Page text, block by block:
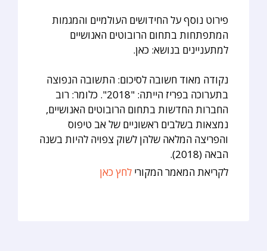
פירוט נוסף על החידושים העולמיים והמגמות
המתפתחות בתחום הרובוטים האנושיים
למתעניינים בנושא: כאן.
נקודה מאוד חשובה לסיכום: התשובה הנפוצה
בתערוכה בפריז הייתה: "2018". כלומר: רוב
החברות החדשות בתחום הרובוטים האנושיים,
נמצאות בשלבים ראשוניים של אב טיפוס
והפריצה המלאה שלהן לשוק צפויה להיות בשנה
הבאה (2018).
לקריאת המאמר המקורי לחץ כאן